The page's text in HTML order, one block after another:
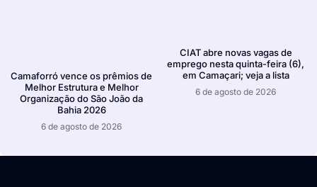
Camaforró vence os prêmios de
Melhor Estrutura e Melhor
Organização do São João da
Bahia 2026
6 de agosto de 2026
CIAT abre novas vagas de
emprego nesta quinta-feira (6),
em Camaçari; veja a lista
6 de agosto de 2026